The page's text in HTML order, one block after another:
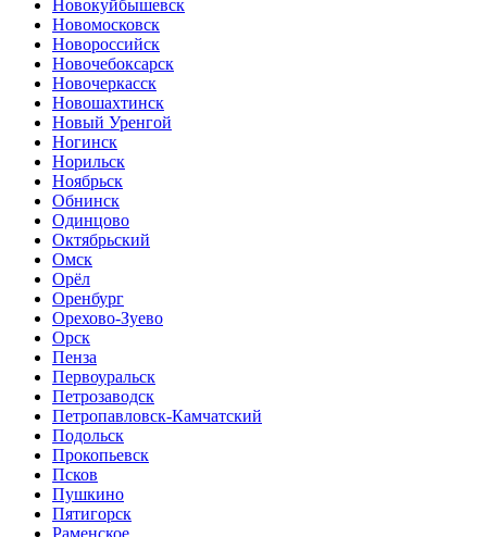
Новокуйбышевск
Новомосковск
Новороссийск
Новочебоксарск
Новочеркасск
Новошахтинск
Новый Уренгой
Ногинск
Норильск
Ноябрьск
Обнинск
Одинцово
Октябрьский
Омск
Орёл
Оренбург
Орехово-Зуево
Орск
Пенза
Первоуральск
Петрозаводск
Петропавловск-Камчатский
Подольск
Прокопьевск
Псков
Пушкино
Пятигорск
Раменское